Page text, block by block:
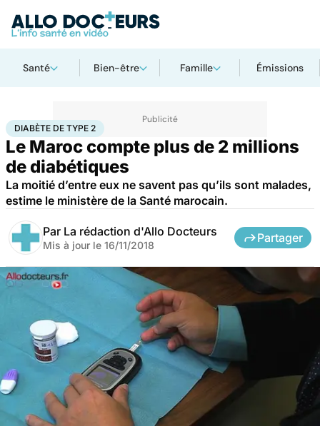
Santé Bien-être Famille Émissions
AccueilSantéDiabète de type 2
DIABÈTE DE TYPE 2
Le Maroc compte plus de 2 millions
de diabétiques
La moitié d’entre eux ne savent pas qu’ils sont malades,
estime le ministère de la Santé marocain.
Par La rédaction d'Allo Docteurs
Mis à jour le 16/11/2018
Partager